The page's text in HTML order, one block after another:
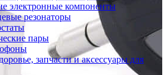
электронные компоненты
резонаторы
пары
запчасти и аксессуары для